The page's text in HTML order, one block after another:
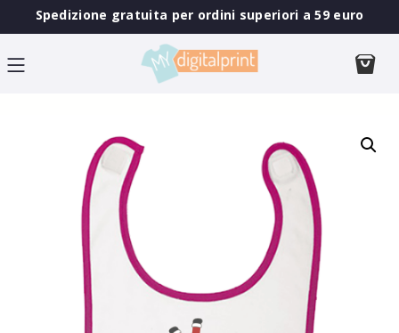
Spedizione gratuita per ordini superiori a 59 euro